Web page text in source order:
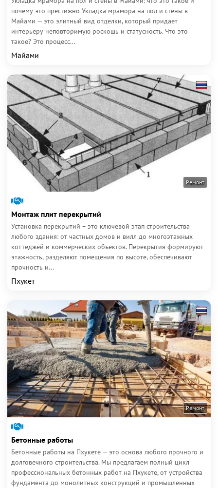
почему это престижно Укладка мрамора на пол и стены в
Майами — это элитный вид отделки, который придает
интерьеру неповторимую роскошь и статусность. Что это
такое? Это процесс...
Майами
Ремонт
Монтаж плит перекрытий
Установка перекрытий – это ключевой этап строительства
любого здания: от частных домов и вилл до многоэтажных
коттеджей и коммерческих объектов. Перекрытия формируют
этажность, разделяют помещения по высоте, обеспечивают
прочность и...
Пхукет
Ремонт
Бетонные работы
Бетонные работы на Пхукете — это основа любого прочного и
долговечного строительства. Мы предлагаем полный цикл
профессиональных бетонных работ на Пхукете, от устройства
фундамента до монолитных конструкций и промышленных